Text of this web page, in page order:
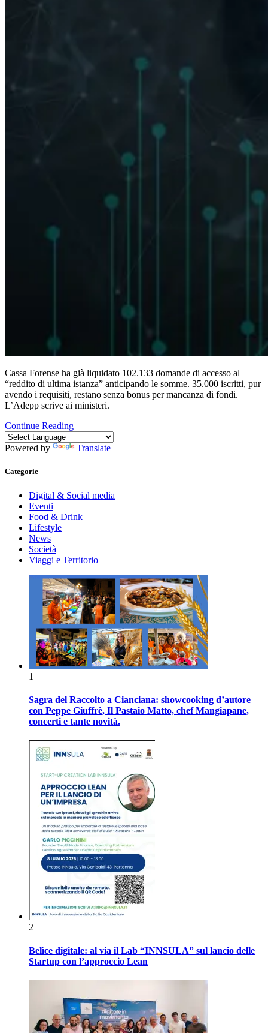
Cassa Forense ha già liquidato 102.133 domande di accesso al
“reddito di ultima istanza” anticipando le somme. 35.000 iscritti, pur
avendo i requisiti, restano senza bonus per mancanza di fondi.
L’Adepp scrive ai ministeri.
Continue Reading
Powered by Translate
Categorie
Digital & Social media
Eventi
Food & Drink
Lifestyle
News
Società
Viaggi e Territorio
1
Sagra del Raccolto a Cianciana: showcooking d’autore
con Peppe Giuffrè, Il Pastaio Matto, chef Mangiapane,
concerti e tante novità.
2
Belìce digitale: al via il Lab “INNSULA” sul lancio delle
Startup con l’approccio Lean